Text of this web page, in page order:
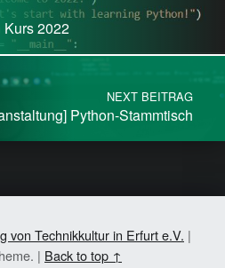
Kurs 2022
NEXT BEITRAG
Python-Stammtisch
von Technikkultur in Erfurt e.V. |
| Back to top ↑